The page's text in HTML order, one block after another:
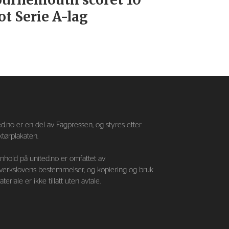
Serie A-lag
er en del av Fagpressen, og styres etter
på united.no er omfattet av
bestemmelser, og kopiering og bruk
er ikke tillatt uten avtale.